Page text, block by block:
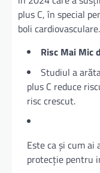
plus C, în special
boli
Risc Mai Mic
Studiul a
plus C reduce
risc crescut.
Este ca și cum
protecție pentru